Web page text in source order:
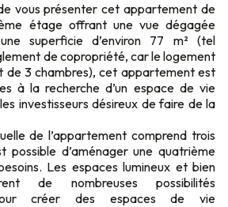
vous présenter cet appartement de
étage offrant une vue dégagée
superficie d’environ 77 m² (tel
de copropriété, car le logement
de 3 chambres), cet appartement est
à la recherche d’un espace de vie
investisseurs désireux de faire de la
de l’appartement comprend trois
possible d’aménager une quatrième
Les espaces lumineux et bien
de nombreuses possibilités
pour créer des espaces de vie